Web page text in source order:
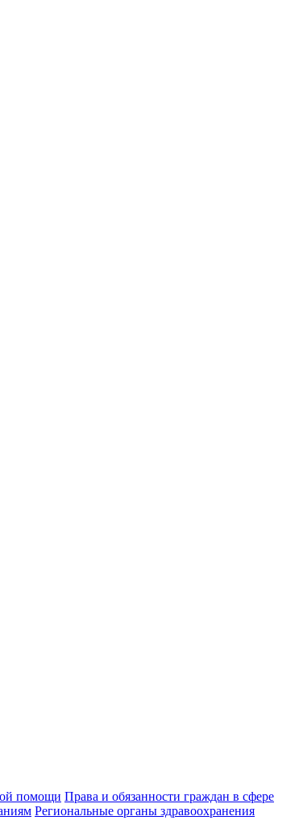
помощи Права и обязанности граждан в сфере
Региональные органы здравоохранения